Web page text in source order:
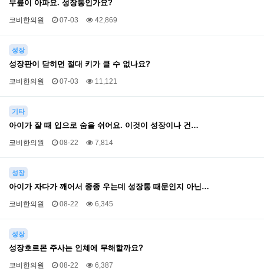
무릎이 아파요. 성장통인가요?
코비한의원 07-03 42,869
성장
성장판이 닫히면 절대 키가 클 수 없나요?
코비한의원 07-03 11,121
기타
아이가 잘 때 입으로 숨을 쉬어요. 이것이 성장이나 건…
코비한의원 08-22 7,814
성장
아이가 자다가 깨어서 종종 우는데 성장통 때문인지 아닌…
코비한의원 08-22 6,345
성장
성장호르몬 주사는 인체에 무해할까요?
코비한의원 08-22 6,387